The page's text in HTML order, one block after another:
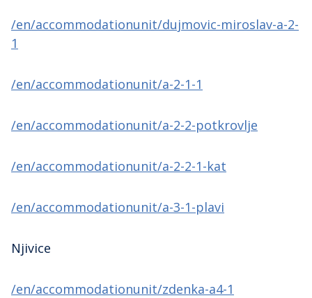
/en/accommodationunit/dujmovic-miroslav-a-2-
1
/en/accommodationunit/a-2-1-1
/en/accommodationunit/a-2-2-potkrovlje
/en/accommodationunit/a-2-2-1-kat
/en/accommodationunit/a-3-1-plavi
Njivice
/en/accommodationunit/zdenka-a4-1